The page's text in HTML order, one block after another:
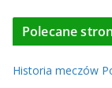
Polecane
Historia meczów